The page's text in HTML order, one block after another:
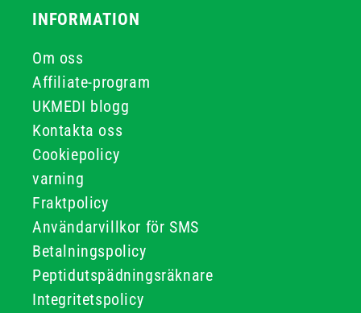
INFORMATION
Om oss
Affiliate-program
UKMEDI blogg
Kontakta oss
Cookiepolicy
varning
Fraktpolicy
Användarvillkor för SMS
Betalningspolicy
Peptidutspädningsräknare
Integritetspolicy